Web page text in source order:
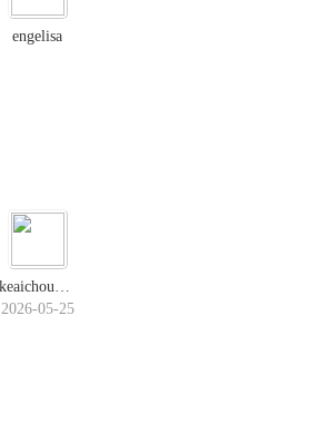
engelisa
keaichouyang
2026-05-25